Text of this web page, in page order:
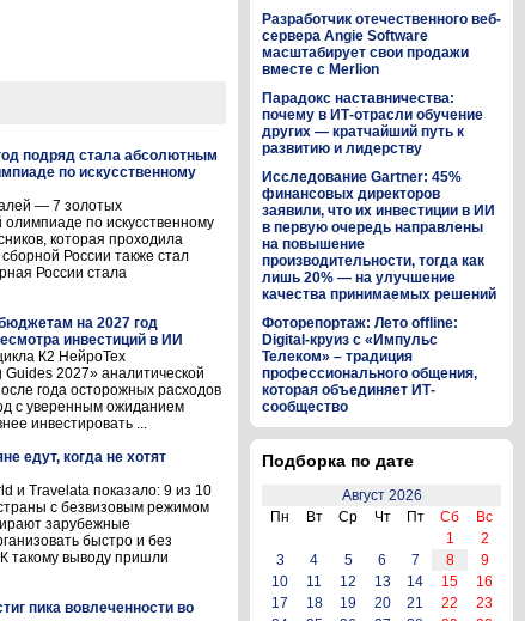
подряд стала абсолютным
по искусственному
— 7 золотых
по искусственному
которая проходила
России также стал
России стала
на 2027 год
инвестиций в ИИ
К2 НейроТех
2027» аналитической
года осторожных расходов
с уверенным ожиданием
инвестировать ...
едут, когда не хотят
и Travelata показало: 9 из 10
с безвизовым режимом
зарубежные
быстро и без
такому выводу пришли
пика вовлеченности во
Разработчик отечественного веб-
сервера Angie Software
масштабирует свои продажи
вместе с Merlion
Парадокс наставничества:
почему в ИТ-отрасли обучение
других — кратчайший путь к
развитию и лидерству
Исследование Gartner: 45%
финансовых директоров
заявили, что их инвестиции в ИИ
в первую очередь направлены
на повышение
производительности, тогда как
лишь 20% — на улучшение
качества принимаемых решений
Фоторепортаж: Лето offline:
Digital-круиз с «Импульс
Телеком» – традиция
профессионального общения,
которая объединяет ИТ-
сообщество
Подборка по дате
Август 2026
Пн
Вт Ср Чт Пт Сб
Вс
1
2
3
4 5 6 7 8
9
10
11 12 13 14 15
16
17
18 19 20 21 22
23